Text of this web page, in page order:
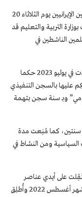
أفاد المجلس التنسيقي للمنظمات النقابية للتربويين الإيرانيين يوم الثلاثاء 20
بوزارة التربية والتعليم قد
الناشطين في
وكانت محكمة استئناف السلطة القضائية قد أيدت في يوليو 2023 حكما
حُكِم عليها بالسجن التنفيذي
وبـ سنة سجن بتهمة
سنتين، كما مُنِعت مدة
ومن النشاط في
تدريسية 17 عاما، واعتُقِلت على أيدي عناصر
استخبارات حرس الملالي في الرابع والعشرين من شهر أغسطس 2022 وأُطلِق